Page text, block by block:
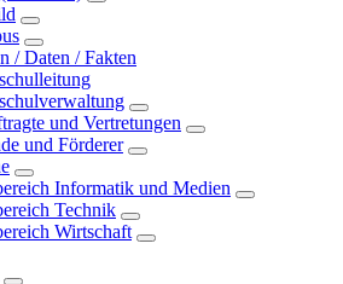
/ Daten / Fakten
und Vertretungen
und Förderer
Informatik und Medien
Technik
Wirtschaft